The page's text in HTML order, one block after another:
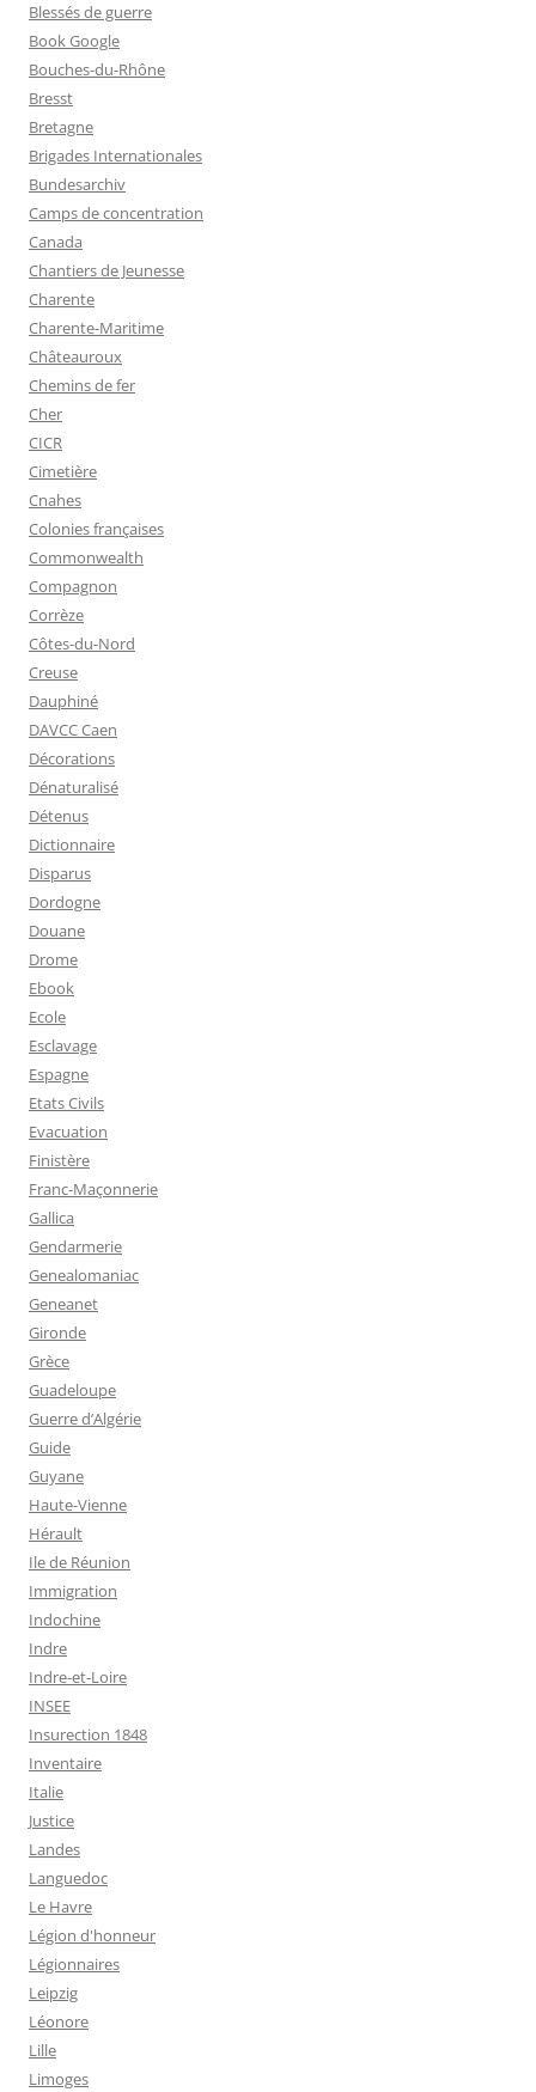
Blessés de guerre
Book Google
Bouches-du-Rhône
Bresst
Bretagne
Brigades Internationales
Bundesarchiv
Camps de concentration
Canada
Chantiers de Jeunesse
Charente
Charente-Maritime
Châteauroux
Chemins de fer
Cher
CICR
Cimetière
Cnahes
Colonies françaises
Commonwealth
Compagnon
Corrèze
Côtes-du-Nord
Creuse
Dauphiné
DAVCC Caen
Décorations
Dénaturalisé
Détenus
Dictionnaire
Disparus
Dordogne
Douane
Drome
Ebook
Ecole
Esclavage
Espagne
Etats Civils
Evacuation
Finistère
Franc-Maçonnerie
Gallica
Gendarmerie
Genealomaniac
Geneanet
Gironde
Grèce
Guadeloupe
Guerre d’Algérie
Guide
Guyane
Haute-Vienne
Hérault
Ile de Réunion
Immigration
Indochine
Indre
Indre-et-Loire
INSEE
Insurection 1848
Inventaire
Italie
Justice
Landes
Languedoc
Le Havre
Légion d'honneur
Légionnaires
Leipzig
Léonore
Lille
Limoges